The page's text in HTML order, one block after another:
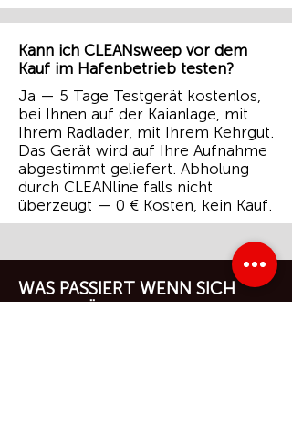
Kann ich CLEANsweep vor dem
Kauf im Hafenbetrieb testen?
Ja — 5 Tage Testgerät kostenlos,
bei Ihnen auf der Kaianlage, mit
Ihrem Radlader, mit Ihrem Kehrgut.
Das Gerät wird auf Ihre Aufnahme
abgestimmt geliefert. Abholung
durch CLEANline falls nicht
überzeugt — 0 € Kosten, kein Kauf.
WAS PASSIERT WENN SICH